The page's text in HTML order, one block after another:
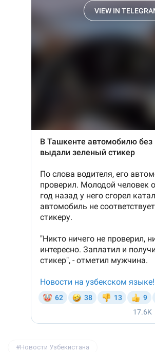
Новости Узбекистана